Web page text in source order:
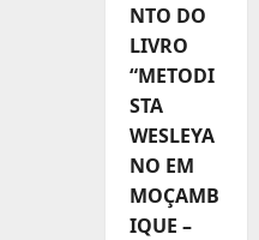
NTO DO
LIVRO
“METODI
STA
WESLEYA
NO EM
MOÇAMB
IQUE –